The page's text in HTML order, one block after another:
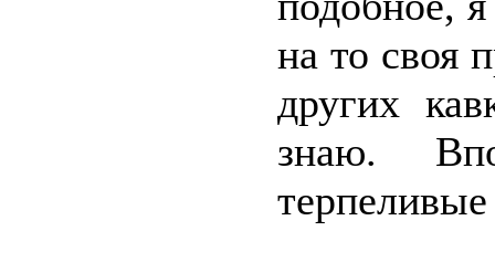
на то своя
других
знаю.